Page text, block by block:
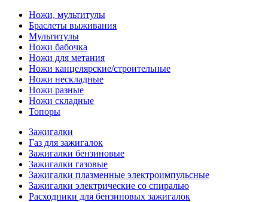
Ножи, мультитулы
Браслеты выживания
Мультитулы
Ножи бабочка
Ножи для метания
Ножи канцелярские/строительные
Ножи нескладные
Ножи разные
Ножи складные
Топоры
Зажигалки
Газ для зажигалок
Зажигалки бензиновые
Зажигалки газовые
Зажигалки плазменные электроимпульсные
Зажигалки электрические со спиралью
Расходники для бензиновых зажигалок